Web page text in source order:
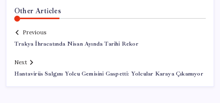
Other Articles
Previous
Trakya İhracatında Nisan Ayında Tarihi Rekor
Next
Hantavirüs Salgını Yolcu Gemisini Gaspetti: Yolcular Karaya Çıkamıyor